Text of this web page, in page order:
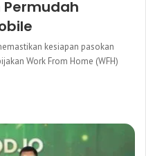
kesiapan pasokan
Work From Home (WFH)